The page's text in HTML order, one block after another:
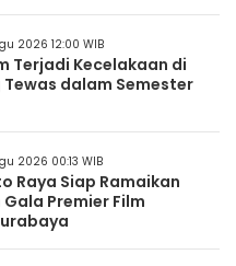
2026 12:00 WIB
Terjadi Kecelakaan di
Tewas dalam Semester
2026 00:13 WIB
Raya Siap Ramaikan
Premier Film